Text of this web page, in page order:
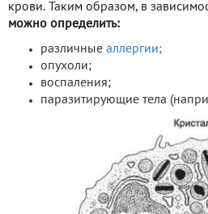
крови. Таким образом, в
можно определить:
различные аллергии;
опухоли;
воспаления;
паразитирующие тела